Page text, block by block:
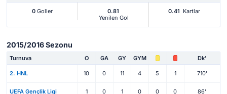
0Goller
0.81
Yenilen Gol
0.41 Kartlar
2015/2016 Sezonu
Turnuva O GA GY GYM Dk'
2. HNL 10 0 11 4 5 1 710'
UEFA Gençlik Ligi 1 0 1 0 0 0 86'